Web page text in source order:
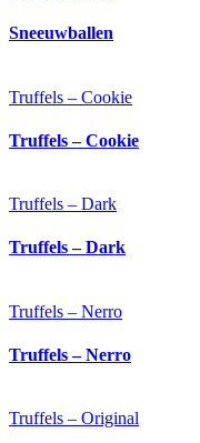
Sneeuwballen
Truffels – Cookie
Truffels – Cookie
Truffels – Dark
Truffels – Dark
Truffels – Nerro
Truffels – Nerro
Truffels – Original